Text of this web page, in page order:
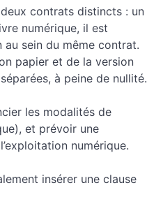
contrats distincts : un
numérique, il est
sein du même contrat.
papier et de la version
à peine de nullité.
les modalités de
et prévoir une
numérique.
insérer une clause